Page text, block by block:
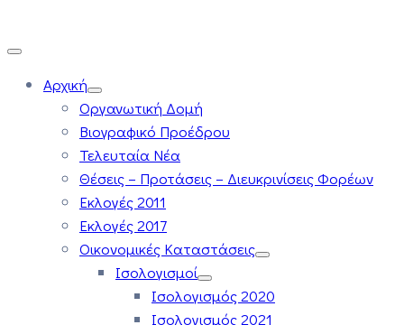
Αρχική
Οργανωτική Δομή
Βιογραφικό Προέδρου
Τελευταία Νέα
Θέσεις – Προτάσεις – Διευκρινίσεις Φορέων
Εκλογές 2011
Εκλογές 2017
Οικονομικές Καταστάσεις
Ισολογισμοί
Ισολογισμός 2020
Ισολογισμός 2021